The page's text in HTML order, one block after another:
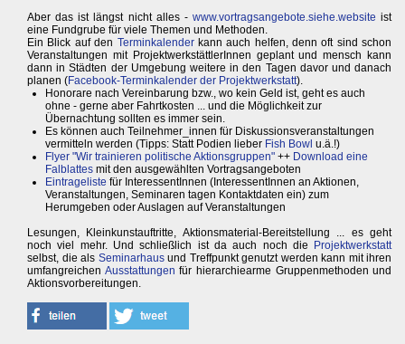
Aber das ist längst nicht alles -www.vortragsangebote.siehe.website ist
eine Fundgrube für viele Themen und Methoden.
Ein Blick auf den Terminkalenderkann auch helfen, denn oft sind schon
Veranstaltungen mit ProjektwerkstättlerInnen geplant und mensch kann
dann in Städten der Umgebung weitere in den Tagen davor und danach
planen (Facebook-Terminkalender der Projektwerkstatt).
Honorare nach Vereinbarung bzw., wo kein Geld ist, geht es auch
ohne - gerne aber Fahrtkosten ... und die Möglichkeit zur
Übernachtung sollten es immer sein.
Es können auch Teilnehmer_innen für Diskussionsveranstaltungen
vermitteln werden (Tipps: Statt Podien lieber Fish Bowl u.ä.!)
Flyer "Wir trainieren politische Aktionsgruppen" ++ Download eine
Falblattes mit den ausgewählten Vortragsangeboten
Eintrageliste für InteressentInnen (InteressentInnen an Aktionen,
Veranstaltungen, Seminaren tagen Kontaktdaten ein) zum
Herumgeben oder Auslagen auf Veranstaltungen
Lesungen, Kleinkunstauftritte, Aktionsmaterial-Bereitstellung ... es geht
noch viel mehr. Und schließlich ist da auch noch die
Projektwerkstatt
selbst, die als Seminarhausund Treffpunkt genutzt werden kann mit ihren
umfangreichen Ausstattungen für hierarchiearme Gruppenmethoden und
Aktionsvorbereitungen.